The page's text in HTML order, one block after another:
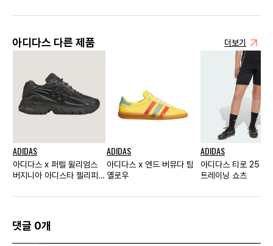
아디다스 다른 제품 더보기
ADIDAS
아디다스 x 퍼렐 윌리엄스
버지니아 아디스타 젤리피쉬
ADIDAS
아디다스 x 엔드 버뮤다 팀
옐로우
ADIDAS
아디다스 티로 25 컴
트레이닝 쇼츠
댓글 0개